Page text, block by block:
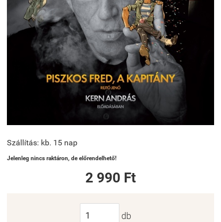
Szállítás: kb. 15 nap
Jelenleg nincs raktáron, de előrendelhető!
2 990 Ft
db